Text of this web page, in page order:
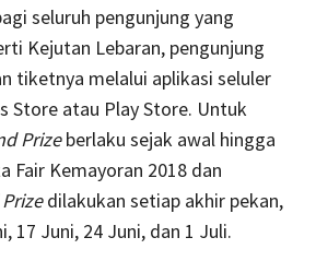
seluruh pengunjung yang
Kejutan Lebaran, pengunjung
tiketnya melalui aplikasi seluler
Store atau Play Store. Untuk
Prizeberlaku sejak awal hingga
Fair Kemayoran 2018 dan
dilakukan setiap akhir pekan,
17 Juni, 24 Juni, dan 1 Juli.